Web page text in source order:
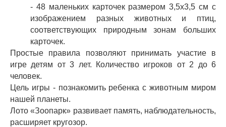
- 48 маленьких карточек размером 3,5x3,5 см с
изображением разных животных и птиц,
соответствующих природным зонам больших
карточек.
Простые правила позволяют принимать участие в
игре детям от 3 лет. Количество игроков от 2 до 6
человек.
Цель игры - познакомить ребенка с животным миром
нашей планеты.
Лото «Зоопарк» развивает память, наблюдательность,
расширяет кругозор.